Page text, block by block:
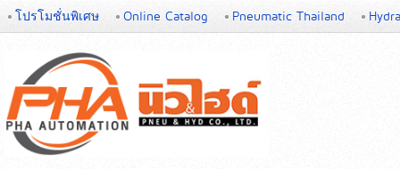
โปรโมชั่นพิเศษ Online Catalog Pneumatic Thailand